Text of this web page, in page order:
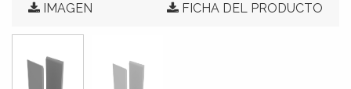
IMAGEN FICHA DEL PRODUCTO